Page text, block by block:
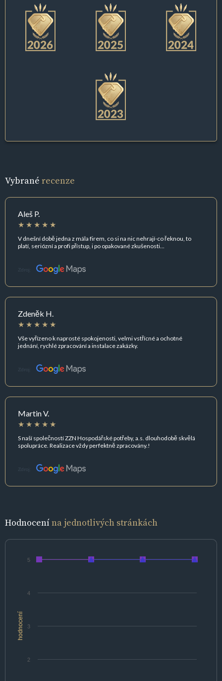
Vybrané recenze
Aleš P.
V dnešní době jedna z mála firem, co si na nic nehrají-co řeknou, to
platí, seriózní a profi přístup, i po opakované zkušenosti...
Zdroj:
Zdeněk H.
Vše vyřízeno k naprosté spokojenosti, velmi vstřícné a ochotné
jednání, rychlé zpracování a instalace zakázky.
Zdroj:
Martin V.
S naší společností ZZN Hospodářské potřeby, a.s. dlouhodobě skvělá
spolupráce. Realizace vždy perfektně zpracovány.!
Zdroj:
Hodnocenína jednotlivých stránkách
hodnocení
2
3
4
5